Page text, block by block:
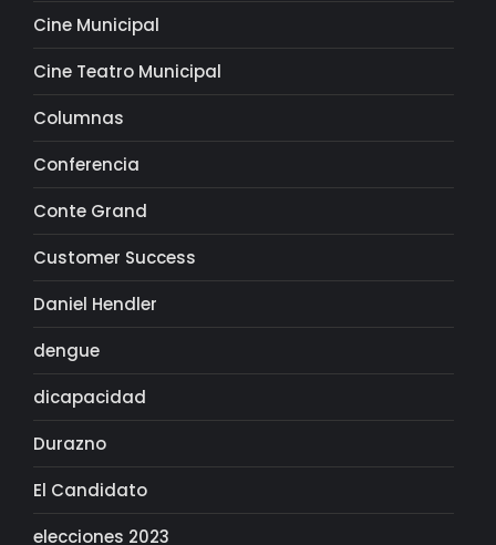
Cine Municipal
Cine Teatro Municipal
Columnas
Conferencia
Conte Grand
Customer Success
Daniel Hendler
dengue
dicapacidad
Durazno
El Candidato
elecciones 2023